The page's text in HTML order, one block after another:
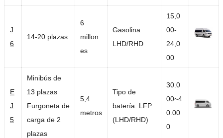
J
6
14-20 plazas
6
millon
es
Gasolina
LHD/RHD
15,0
00-
24,0
00
E
J
5
Minibús de
13 plazas
Furgoneta de
carga de 2
plazas
5,4
metros
Tipo de
batería: LFP
(LHD/RHD)
30.0
00~4
0.00
0